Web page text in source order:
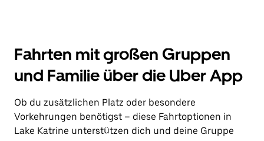
Fahrten mit großen Gruppen
und Familie über die Uber App
Ob du zusätzlichen Platz oder besondere
Vorkehrungen benötigst – diese Fahrtoptionen in
Lake Katrine unterstützen dich und deine Gruppe